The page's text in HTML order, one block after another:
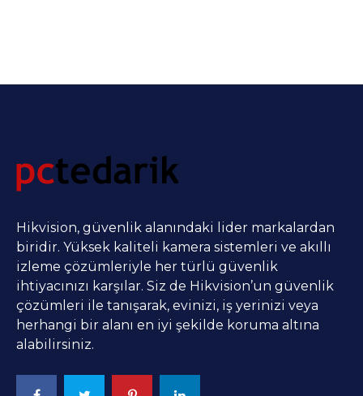
Hikvision, güvenlik alanındaki lider markalardan
biridir. Yüksek kaliteli kamera sistemleri ve akıllı
izleme çözümleriyle her türlü güvenlik
ihtiyacınızı karşılar. Siz de Hikvision’un güvenlik
çözümleri ile tanışarak, evinizi, iş yerinizi veya
herhangi bir alanı en iyi şekilde koruma altına
alabilirsiniz.